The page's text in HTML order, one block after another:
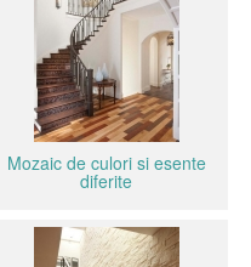
Mozaic de culori si esente
diferite